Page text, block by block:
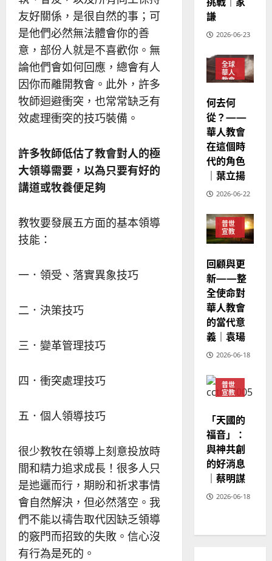
友好關係，是很自然的事；可
是他們必然無法體會你的善
意，部份人就是不喜歡你。無
論他們會如何回應，總會有人
因你而離開教會。此外，許多
牧師迴避衝突，也常常缺乏有
效處理衝突的技巧裝備。
許多牧師低估了教會對人的極
大領導需要，以為只要有好的
講道或牧養便足夠
教牧要發展五方面的基本領導
技能：
一．領受、落實異象技巧
二．決策技巧
三．變革管理技巧
四．衝突處理技巧
五．個人領導技巧
很少教牧在領導上刻意投放時
間和精力追求成長！很多人只
是迆邐而行，期盼和祈求事情
會自然解決，但必然落空。我
們不能以禱告取代因缺乏領導
的竅門而招致的失敗。信心沒
有行為是死的。
02-
吳
忠
溫
淑
芳
20
謙
2026-06-23
全球
華人
教會
宣教
何去何
從？——
華人教會
在這個時
代的角色
｜葉立揚
2026-06-22
普世
宣教
回顧與更
新——整
全使命對
華人教會
的當代意
義｜袁瑒
2026-06-18
普世
宣教
「天國的
福音」：
與神共創
的好消息
｜蔡明謀
2026-06-18